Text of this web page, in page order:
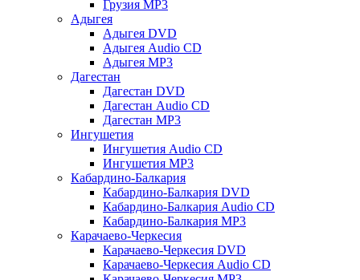
Грузия MP3
Адыгея
Адыгея DVD
Адыгея Audio CD
Адыгея MP3
Дагестан
Дагестан DVD
Дагестан Audio CD
Дагестан MP3
Ингушетия
Ингушетия Audio CD
Ингушетия MP3
Кабардино-Балкария
Кабардино-Балкария DVD
Кабардино-Балкария Audio CD
Кабардино-Балкария MP3
Карачаево-Черкесия
Карачаево-Черкесия DVD
Карачаево-Черкесия Audio CD